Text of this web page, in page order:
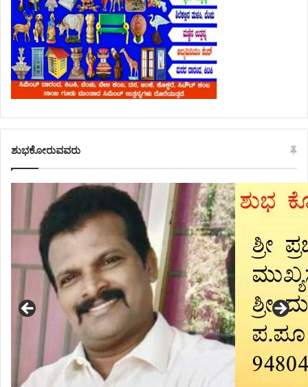
ಶುಭಕೋರುವವರು